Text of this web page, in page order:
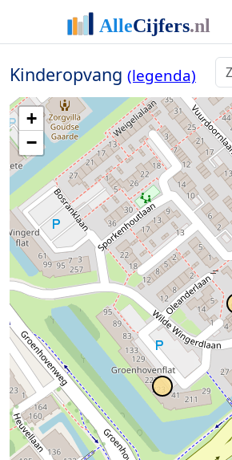
Kinderopvang (legenda)
+
−